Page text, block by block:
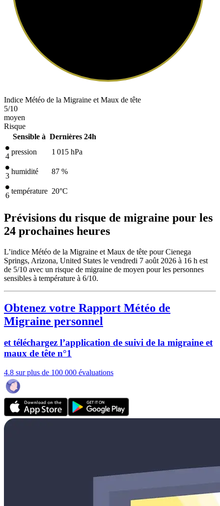
Indice Météo de la Migraine et Maux de tête
5/10
moyen
Risque
Sensible à Dernières 24h
4
pression 1 015 hPa
3
humidité 87 %
6
température 20°C
Prévisions du risque de migraine pour les
24 prochaines heures
L’indice Météo de la Migraine et Maux de tête pour Cienega
Springs, Arizona, United States le vendredi 7 août 2026 à 16 h est
de 5/10 avec un risque de migraine de moyen pour les personnes
sensibles à température à 6/10.
Obtenez votre Rapport Météo de
Migraine personnel
et téléchargez l’application de suivi de la migraine et
maux de tête n°1
4.8 sur plus de 100 000 évaluations